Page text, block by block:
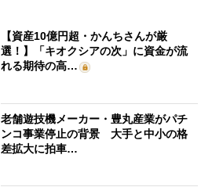
【資産10億円超・かんちさんが厳
選！】「キオクシアの次」に資金が流
れる期待の高…
老舗遊技機メーカー・豊丸産業がパチ
ンコ事業停止の背景 大手と中小の格
差拡大に拍車…